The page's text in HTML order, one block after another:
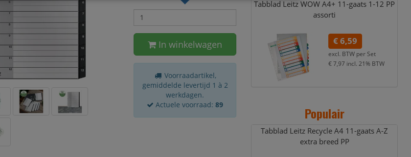
In winkelwagen
Voorraadartikel,
gemiddelde levertijd 1 à 2
werkdagen.
Actuele voorraad: 89
Tabblad Leitz WOW A4+ 11-gaats 1-12 PP
assorti
€ 6,59
excl. BTW per Set
€ 7,97 incl. 21% BTW
Populair
Tabblad Leitz Recycle A4 11-gaats A-Z
extra breed PP